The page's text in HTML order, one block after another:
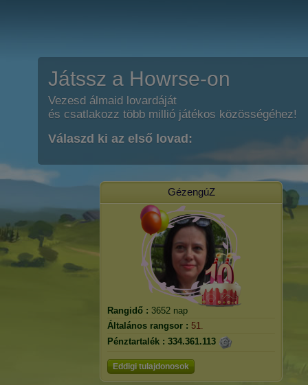
Játssz a Howrse-on
Vezesd álmaid lovardáját
és csatlakozz több millió játékos közösségéhez!
Válaszd ki az első lovad:
GézengúZ
Rangidő : 3652 nap
Általános rangsor : 51.
Pénztartalék : 334.361.113
Eddigi tulajdonosok